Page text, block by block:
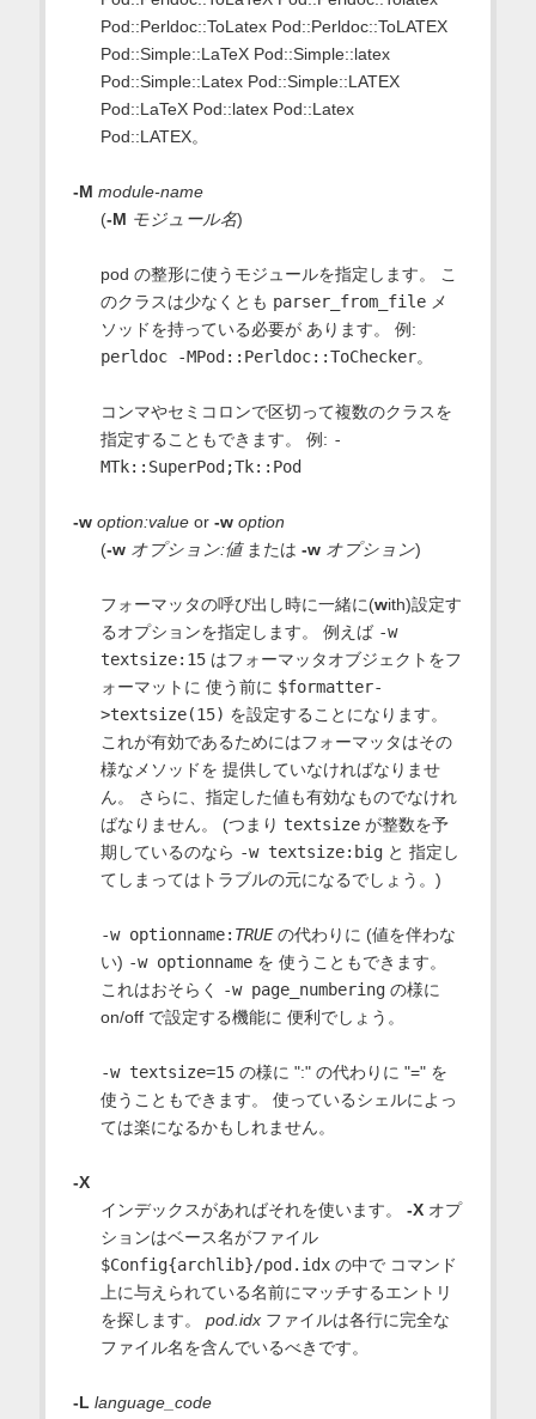
Pod::Perldoc::ToLatex Pod::Perldoc::ToLATEX
Pod::Simple::LaTeX Pod::Simple::latex
Pod::Simple::Latex Pod::Simple::LATEX
Pod::LaTeX Pod::latex Pod::Latex
Pod::LATEX。
-M module-name
(-M モジュール名)
pod の整形に使うモジュールを指定します。 こ
のクラスは少なくとも parser_from_fileメ
ソッドを持っている必要が あります。 例:
perldoc -MPod::Perldoc::ToChecker。
コンマやセミコロンで区切って複数のクラスを
指定することもできます。 例: -
MTk::SuperPod;Tk::Pod
-w option:valueor -w option
(-w オプション:値または -w オプション)
フォーマッタの呼び出し時に一緒に(with)設定す
るオプションを指定します。 例えば -w
textsize:15はフォーマッタオブジェクトをフ
ォーマットに 使う前に $formatter-
>textsize(15) を設定することになります。
これが有効であるためにはフォーマッタはその
様なメソッドを 提供していなければなりませ
ん。 さらに、指定した値も有効なものでなけれ
ばなりません。 (つまり textsizeが整数を予
期しているのなら -w textsize:bigと 指定し
てしまってはトラブルの元になるでしょう。)
-w optionname: TRUEの代わりに (値を伴わな
い) -w optionnameを 使うこともできます。
これはおそらく
-w page_numberingの様に
on/off で設定する機能に 便利でしょう。
-w textsize=15の様に ":" の代わりに "=" を
使うこともできます。 使っているシェルによっ
ては楽になるかもしれません。
-X
インデックスがあればそれを使います。 -Xオプ
ションはベース名がファイル
$Config{archlib}/pod.idxの中で コマンド
上に与えられている名前にマッチするエントリ
を探します。 pod.idxファイルは各行に完全な
ファイル名を含んでいるべきです。
-L language_code